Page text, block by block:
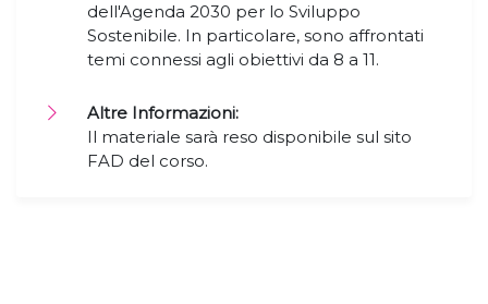
dell'Agenda 2030 per lo Sviluppo
Sostenibile. In particolare, sono affrontati
temi connessi agli obiettivi da 8 a 11.
Altre Informazioni:
Il materiale sarà reso disponibile sul sito
FAD del corso.